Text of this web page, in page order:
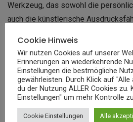
Werkzeug, das sowohl die
auch die künstlerische
Praktische Tipps
Integration von
Zahlen in die
Cookie Hinweis
Wir nutzen Cookies auf unserer
Erinnerungen an wiederkehrende
Einstellungen die bestmögliche
gewährleisten. Durch Klick auf
du der Nutzung ALLER Cookies zu.
Einstellungen" um mehr Kontrolle
Cookie Einstellungen Alle